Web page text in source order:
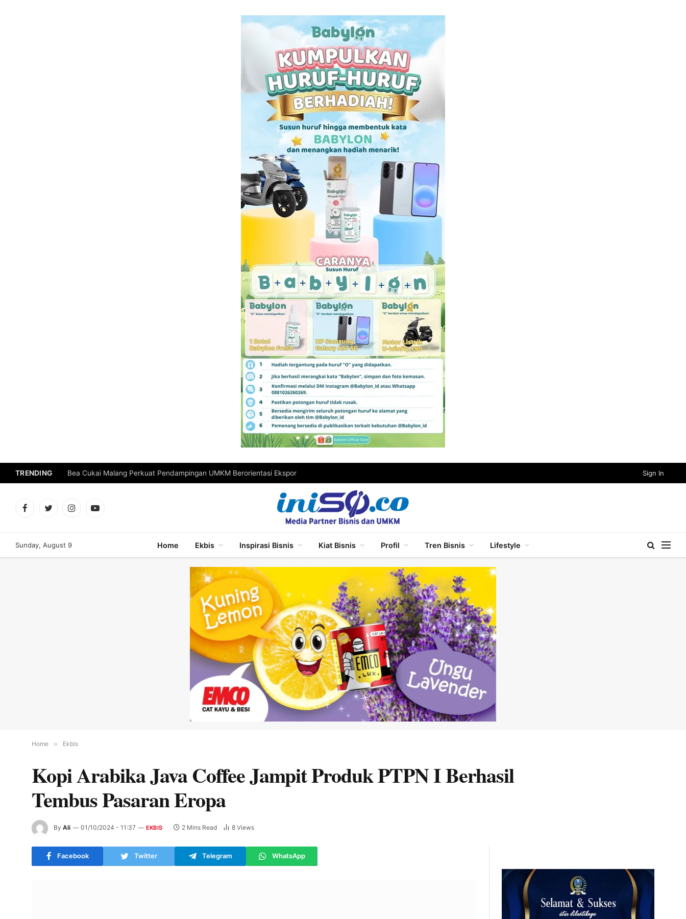
TRENDING Bea Cukai Malang Perkuat Pendampingan UMKM Berorientasi Ekspor Sign In
FacebookTwitterInstagramYouTube
Sunday, August 9 Home Ekbis Inspirasi Bisnis Kiat Bisnis Profil Tren Bisnis Lifestyle
Home » Ekbis
Kopi Arabika Java Coffee Jampit Produk PTPN I Berhasil
Tembus Pasaran Eropa
By Ali 01/10/2024 - 11:37 EKBIS 2 Mins Read 8Views
Facebook Twitter Telegram WhatsApp